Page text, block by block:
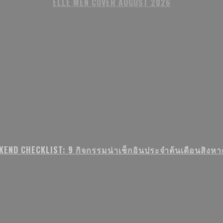
CHECKLIST: 9 กิจกรรมน่าเช็กอินประจำต้นเดือนสิงห